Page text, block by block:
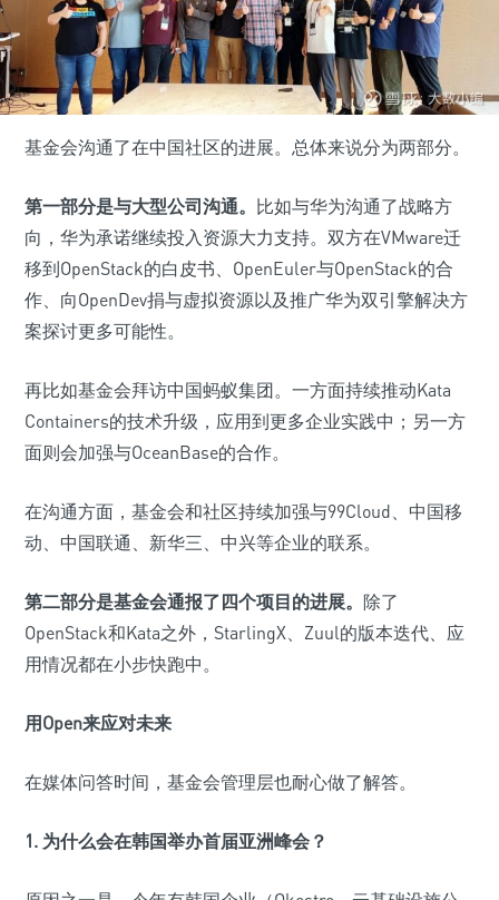
基金会沟通了在中国社区的进展。总体来说分为两部分。
第一部分是与大型公司沟通。 比如与华为沟通了战略方
向，华为承诺继续投入资源大力支持。双方在VMware迁
移到OpenStack的白皮书、OpenEuler与OpenStack的合
作、向OpenDev捐与虚拟资源以及推广华为双引擎解决方
案探讨更多可能性。
再比如基金会拜访中国蚂蚁集团。一方面持续推动Kata
Containers的技术升级，应用到更多企业实践中；另一方
面则会加强与OceanBase的合作。
在沟通方面，基金会和社区持续加强与99Cloud、中国移
动、中国联通、新华三、中兴等企业的联系。
第二部分是基金会通报了四个项目的进展。 除了
OpenStack和Kata之外，StarlingX、Zuul的版本迭代、应
用情况都在小步快跑中。
用Open来应对未来
在媒体问答时间，基金会管理层也耐心做了解答。
1. 为什么会在韩国举办首届亚洲峰会？